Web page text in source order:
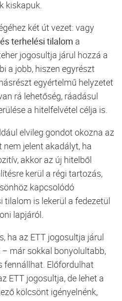
kiskapuk.
két út vezet: vagy
terhelési tilalom a
jogosultja járul hozzá a
a jobb, hiszen egyrészt
egyértelmű helyzetet
rá lehetőség, ráadásul
a hitelfelvétel célja is.
elvileg gondot okozna az
nem jelent akadályt, ha
akkor az új hitelből
kerül a régi tartozás,
kapcsolódó
tilalom is lekerül a fedezetül
lapjáról.
ha az ETT jogosultja járul
már sokkal bonyolultabb,
fennállhat. Előfordulhat
ETT jogosultja, de lehet a
kölcsönt igényelnénk,